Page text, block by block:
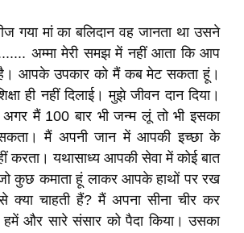
गया मां का बलिदान वह जानता था उसने
अम्मा मेरी समझ में नहीं आता कि आप
है। आपके उपकार को मैं कब मेट सकता हूं।
ही नहीं दिलाई। मुझे जीवन दान दिया।
मैं 100 बार भी जन्म लूं तो भी इसका
मैं अपनी जान में आपकी इच्छा के
करता। यथासाध्य आपकी सेवा में कोई बात
कुछ कमाता हूं लाकर आपके हाथों पर रख
चाहती हैं? मैं अपना सीना चीर कर
हमें और सारे संसार को पैदा किया। उसका